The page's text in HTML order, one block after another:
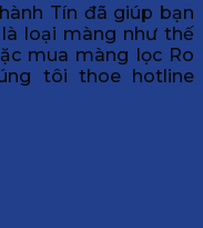
Tín đã giúp bạn
loại màng như thế
mua màng lọc Ro
tôi thoe hotline